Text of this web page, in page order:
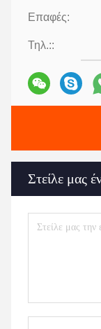
Επαφές:
Τηλ.::
Στείλε μας